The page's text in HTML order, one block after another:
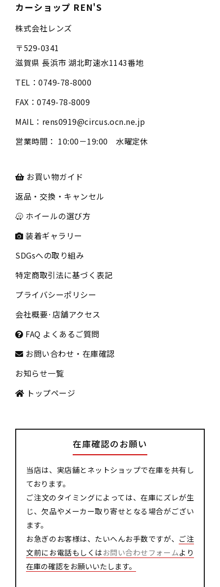
カーショップ REN'S
株式会社レンズ
〒529-0341
滋賀県 長浜市 湖北町速水1143番地
TEL：0749-78-8000
FAX：0749-78-8009
MAIL： rens0919@circus.ocn.ne.jp
営業時間： 10:00－19:00 水曜定休
お買い物ガイド
返品・交換・キャンセル
ホイールの選び方
装着ギャラリー
SDGsへの取り組み
特定商取引法に基づく表記
プライバシーポリシー
会社概要· 店舗アクセス
FAQ よくあるご質問
お問い合わせ・在庫確認
お知らせ一覧
トップページ
在庫確認のお願い
当店は、実店舗とネットショップで在庫を共有し
ております。
ご注文のタイミングによっては、在庫にズレが生
じ、欠品やメーカー取り寄せとなる場合がござい
ます。
お急ぎのお客様は、たいへんお手数ですが、 ご注
文前にお電話もしくはお問い合わせフォームより
在庫の確認をお願いいたします。